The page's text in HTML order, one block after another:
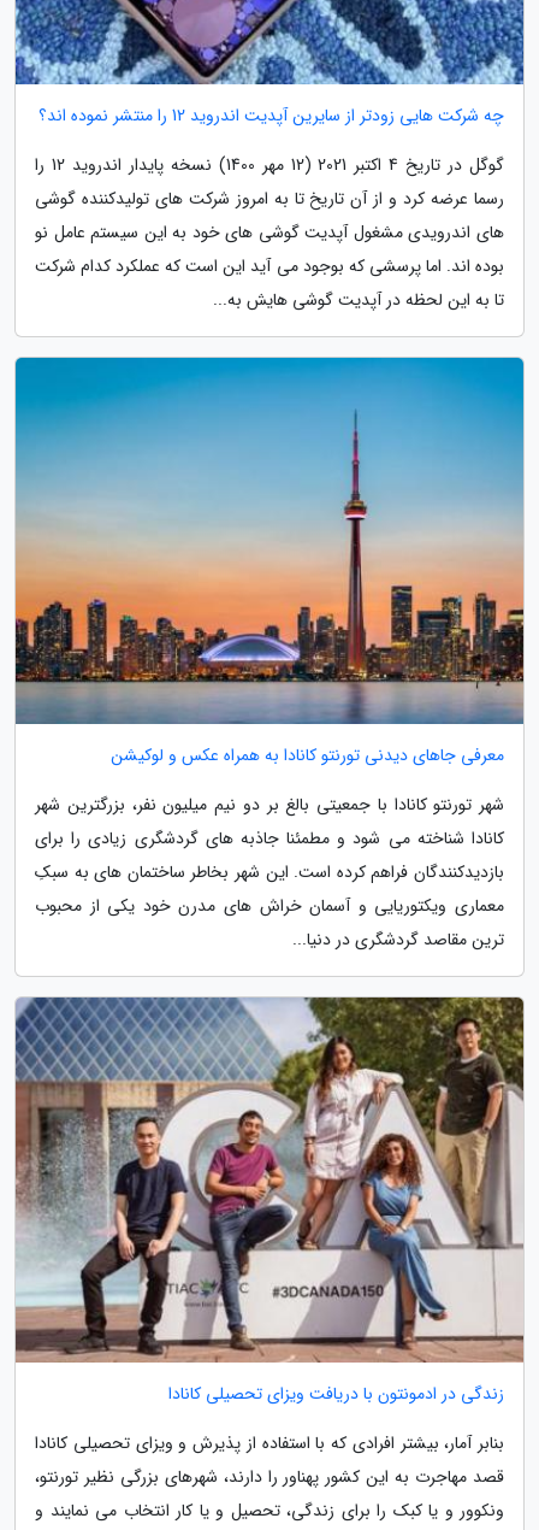
چه شرکت هایی زودتر از سایرین آپدیت اندروید 12 را منتشر نموده اند؟
گوگل در تاریخ 4 اکتبر 2021 (12 مهر 1400) نسخه پایدار اندروید 12 را
رسما عرضه کرد و از آن تاریخ تا به امروز شرکت های تولیدکننده گوشی
های اندرویدی مشغول آپدیت گوشی های خود به این سیستم عامل نو
بوده اند. اما پرسشی که بوجود می آید این است که عملکرد کدام شرکت
تا به این لحظه در آپدیت گوشی هایش به...
معرفی جاهای دیدنی تورنتو کانادا به همراه عکس و لوکیشن
شهر تورنتو کانادا با جمعیتی بالغ بر دو نیم میلیون نفر، بزرگترین شهر
کانادا شناخته می شود و مطمئنا جاذبه های گردشگری زیادی را برای
بازدیدکنندگان فراهم کرده است. این شهر بخاطر ساختمان های به سبکِ
معماری ویکتوریایی و آسمان خراش های مدرن خود یکی از محبوب
ترین مقاصد گردشگری در دنیا...
زندگی در ادمونتون با دریافت ویزای تحصیلی کانادا
بنابر آمار، بیشتر افرادی که با استفاده از پذیرش و ویزای تحصیلی کانادا
قصد مهاجرت به این کشور پهناور را دارند، شهرهای بزرگی نظیر تورنتو،
ونکوور و یا کبک را برای زندگی، تحصیل و یا کار انتخاب می نمایند و